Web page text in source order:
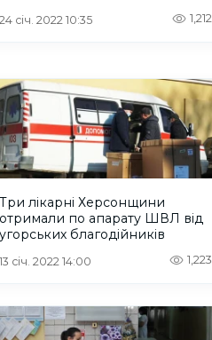
24 січ. 2022 10:35 1,212
Три лікарні Херсонщини
отримали по апарату ШВЛ від
угорських благодійників
13 січ. 2022 14:00 1,223